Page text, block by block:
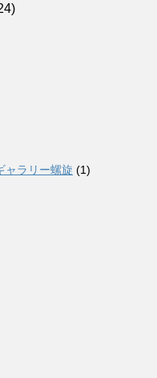
ャラリー螺旋 (1)